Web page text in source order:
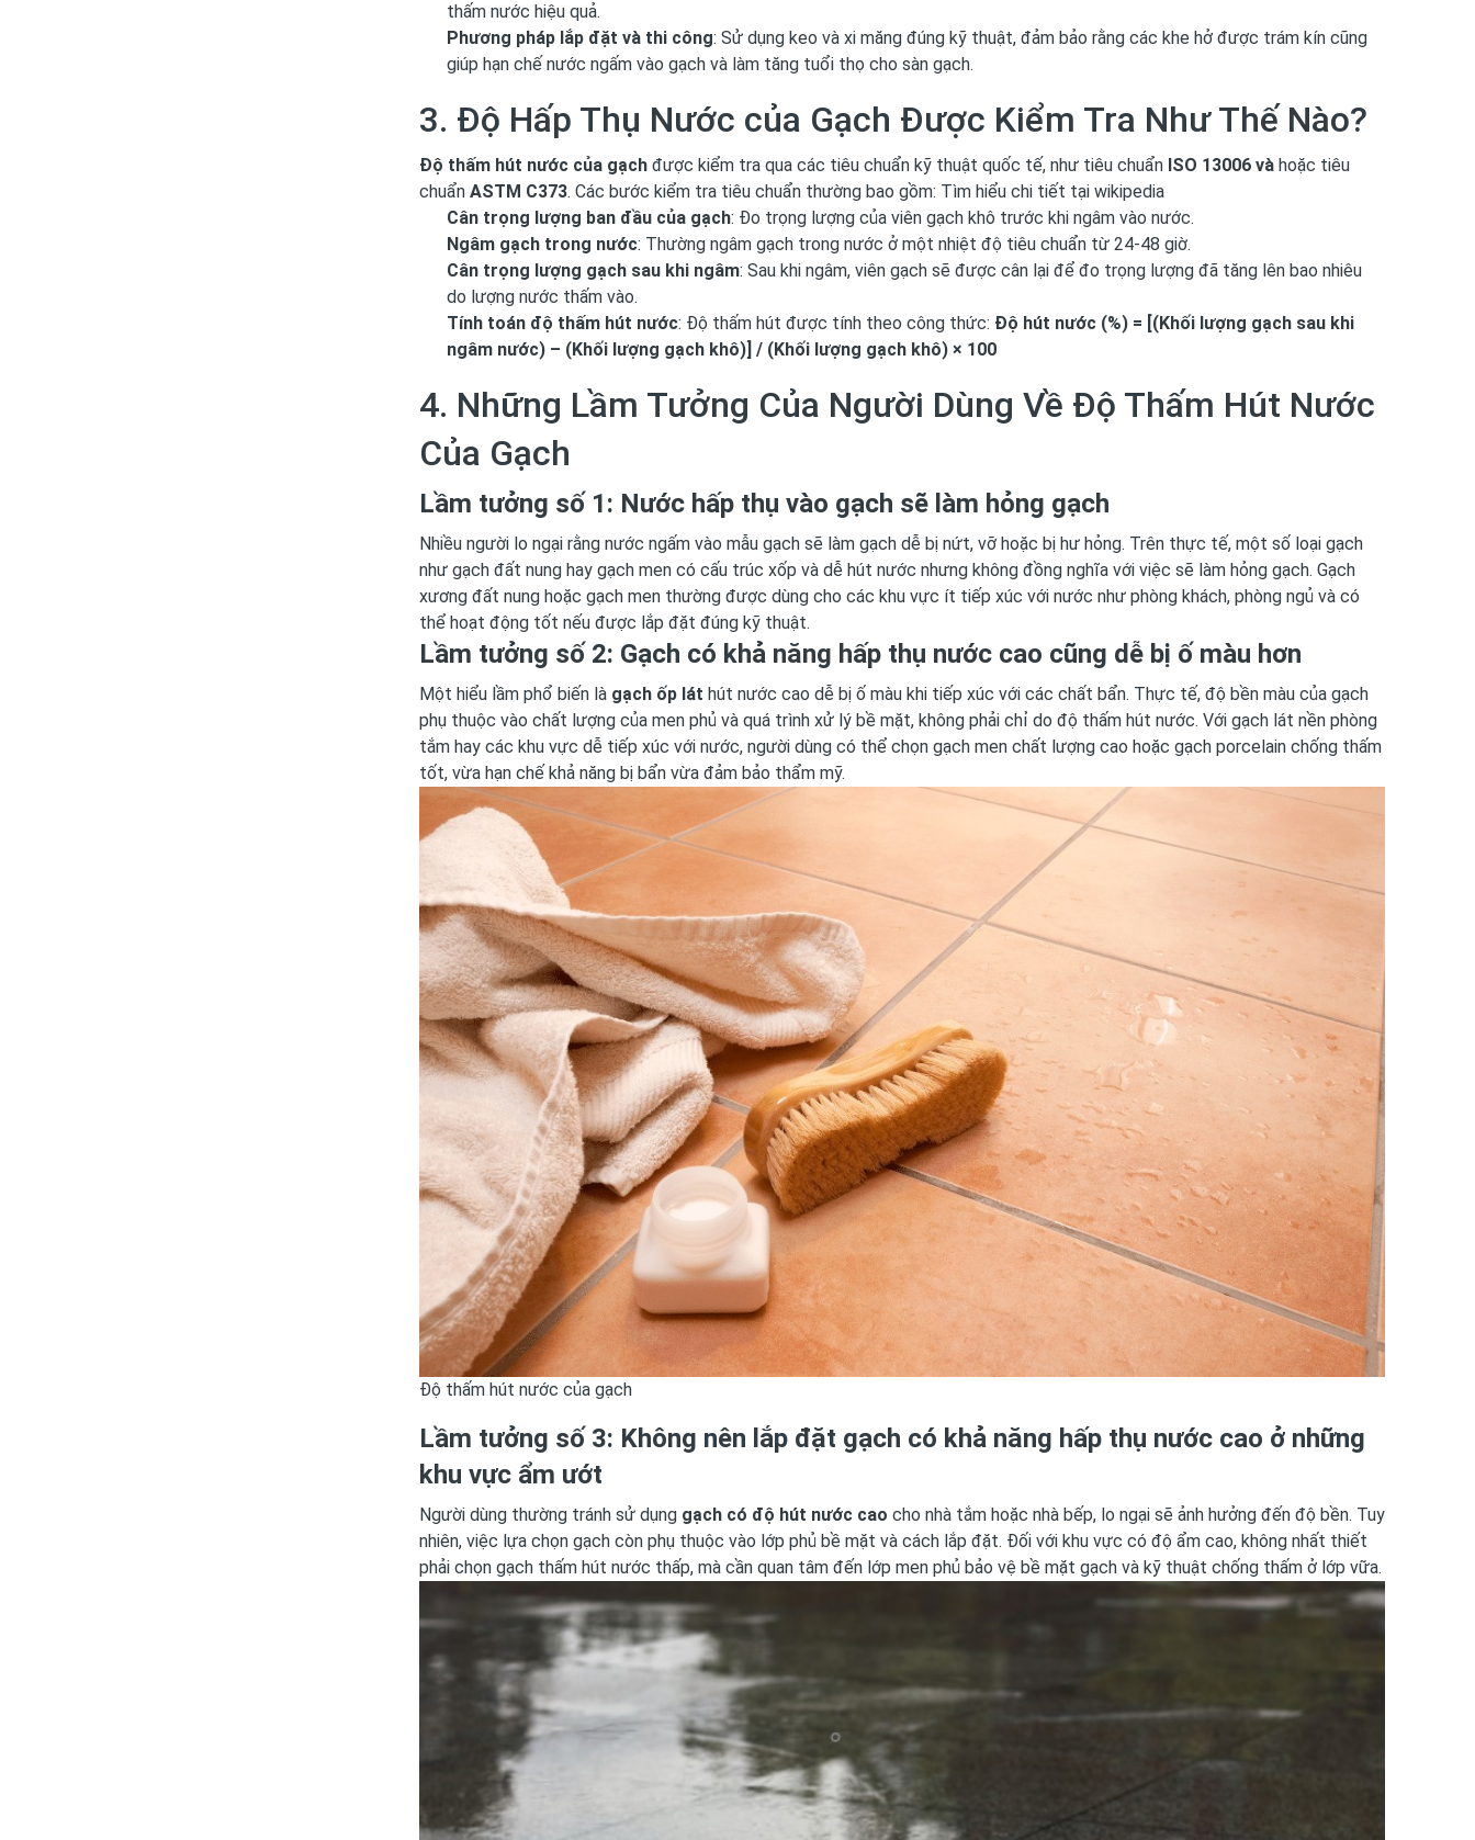
thấm nước hiệu quả.
Phương pháp lắp đặt và thi công: Sử dụng keo và xi măng đúng kỹ thuật, đảm bảo rằng các khe hở được trám kín cũng
giúp hạn chế nước ngấm vào gạch và làm tăng tuổi thọ cho sàn gạch.
3. Độ Hấp Thụ Nước của Gạch Được Kiểm Tra Như Thế Nào?
Độ thấm hút nước của gạch được kiểm tra qua các tiêu chuẩn kỹ thuật quốc tế, như tiêu chuẩn ISO 13006 và hoặc tiêu
chuẩn ASTM C373. Các bước kiểm tra tiêu chuẩn thường bao gồm: Tìm hiểu chi tiết tại wikipedia
Cân trọng lượng ban đầu của gạch: Đo trọng lượng của viên gạch khô trước khi ngâm vào nước.
Ngâm gạch trong nước: Thường ngâm gạch trong nước ở một nhiệt độ tiêu chuẩn từ 24-48 giờ.
Cân trọng lượng gạch sau khi ngâm: Sau khi ngâm, viên gạch sẽ được cân lại để đo trọng lượng đã tăng lên bao nhiêu
do lượng nước thấm vào.
Tính toán độ thấm hút nước: Độ thấm hút được tính theo công thức: Độ hút nước (%) = [(Khối lượng gạch sau khi
ngâm nước) – (Khối lượng gạch khô)] / (Khối lượng gạch khô) × 100
4. Những Lầm Tưởng Của Người Dùng Về Độ Thấm Hút Nước
Của Gạch
Lầm tưởng số 1: Nước hấp thụ vào gạch sẽ làm hỏng gạch
Nhiều người lo ngại rằng nước ngấm vào mẫu gạch sẽ làm gạch dễ bị nứt, vỡ hoặc bị hư hỏng. Trên thực tế, một số loại gạch
như gạch đất nung hay gạch men có cấu trúc xốp và dễ hút nước nhưng không đồng nghĩa với việc sẽ làm hỏng gạch. Gạch
xương đất nung hoặc gạch men thường được dùng cho các khu vực ít tiếp xúc với nước như phòng khách, phòng ngủ và có
thể hoạt động tốt nếu được lắp đặt đúng kỹ thuật.
Lầm tưởng số 2: Gạch có khả năng hấp thụ nước cao cũng dễ bị ố màu hơn
Một hiểu lầm phổ biến là gạch ốp lát hút nước cao dễ bị ố màu khi tiếp xúc với các chất bẩn. Thực tế, độ bền màu của gạch
phụ thuộc vào chất lượng của men phủ và quá trình xử lý bề mặt, không phải chỉ do độ thấm hút nước. Với gạch lát nền phòng
tắm hay các khu vực dễ tiếp xúc với nước, người dùng có thể chọn gạch men chất lượng cao hoặc gạch porcelain chống thấm
tốt, vừa hạn chế khả năng bị bẩn vừa đảm bảo thẩm mỹ.
Độ thấm hút nước của gạch
Lầm tưởng số 3: Không nên lắp đặt gạch có khả năng hấp thụ nước cao ở những
khu vực ẩm ướt
Người dùng thường tránh sử dụng gạch có độ hút nước cao cho nhà tắm hoặc nhà bếp, lo ngại sẽ ảnh hưởng đến độ bền. Tuy
nhiên, việc lựa chọn gạch còn phụ thuộc vào lớp phủ bề mặt và cách lắp đặt. Đối với khu vực có độ ẩm cao, không nhất thiết
phải chọn gạch thấm hút nước thấp, mà cần quan tâm đến lớp men phủ bảo vệ bề mặt gạch và kỹ thuật chống thấm ở lớp vữa.